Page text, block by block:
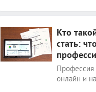
Кто
стать:
Профессия
онлайн и